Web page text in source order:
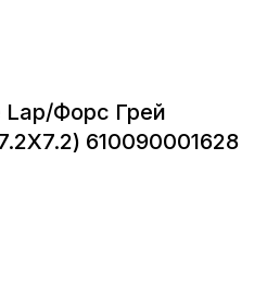
Lap/Форс Грей
610090001628